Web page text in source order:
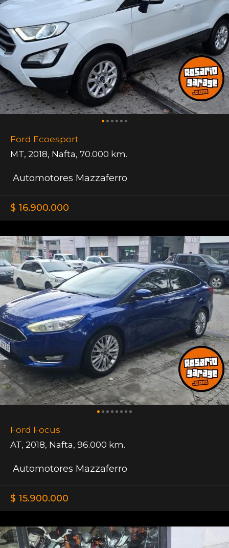
Ford Ecoesport
MT, 2018, Nafta, 70.000 km.
Automotores Mazzaferro
$ 16.900.000
Ford Focus
AT, 2018, Nafta, 96.000 km.
Automotores Mazzaferro
$ 15.900.000